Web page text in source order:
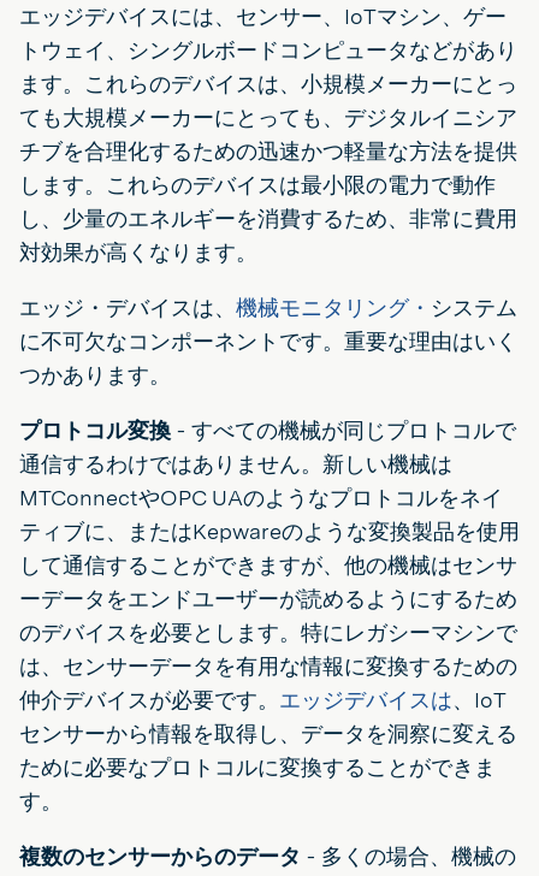
エッジデバイスには、センサー、IoTマシン、ゲー
トウェイ、シングルボードコンピュータなどがあり
ます。これらのデバイスは、小規模メーカーにとっ
ても大規模メーカーにとっても、デジタルイニシア
チブを合理化するための迅速かつ軽量な方法を提供
します。これらのデバイスは最小限の電力で動作
し、少量のエネルギーを消費するため、非常に費用
対効果が高くなります。
エッジ・デバイスは、 機械モニタリング・ システム
に不可欠なコンポーネントです。重要な理由はいく
つかあります。
プロトコル変換 - すべての機械が同じプロトコルで
通信するわけではありません。新しい機械は
MTConnectやOPC UAのようなプロトコルをネイ
ティブに、またはKepwareのような変換製品を使用
して通信することができますが、他の機械はセンサ
ーデータをエンドユーザーが読めるようにするため
のデバイスを必要とします。特にレガシーマシンで
は、センサーデータを有用な情報に変換するための
仲介デバイスが必要です。 エッジデバイスは、IoT
センサーから情報を取得し、データを洞察に変える
ために必要なプロトコルに変換することができま
す。
複数のセンサーからのデータ - 多くの場合、機械の